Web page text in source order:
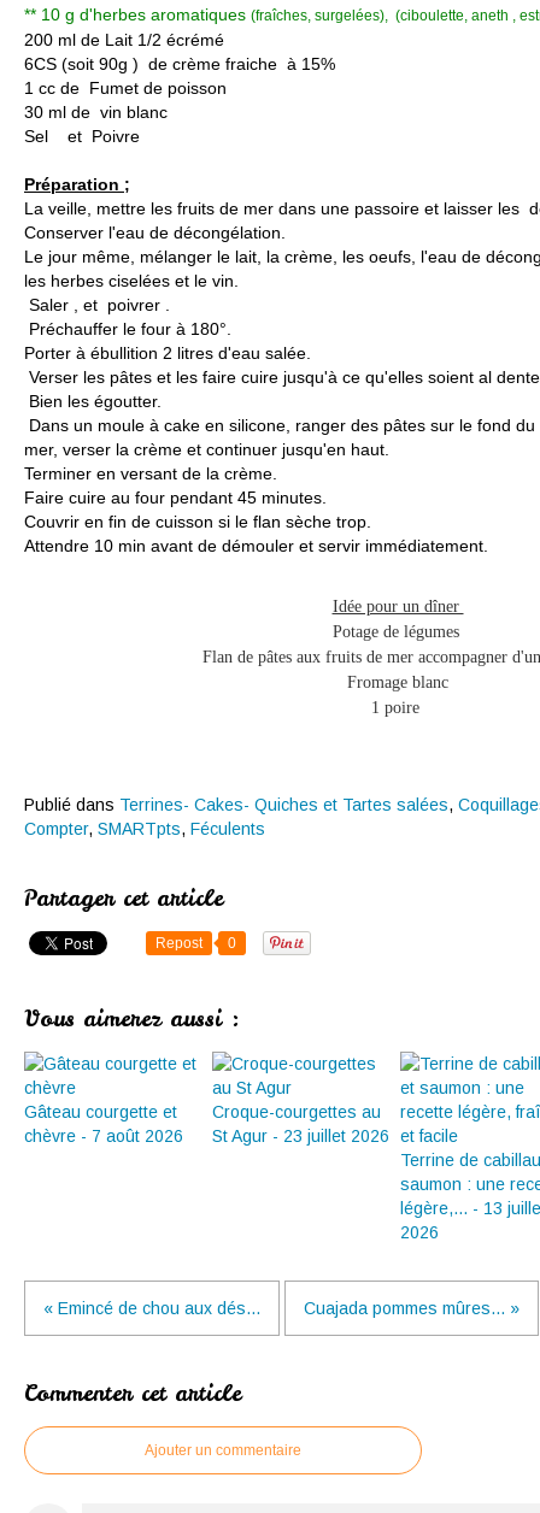
** 10 g d'herbes aromatiques (fraîches, surgelées), (ciboulette, aneth ,
200 ml de Lait 1/2 écrémé
6CS (soit 90g ) de crème fraiche à 15%
1 cc de Fumet de poisson
30 ml de vin blanc
Sel et Poivre
Préparation ;
La veille, mettre les fruits de mer dans une passoire et laisser les
Conserver l'eau de décongélation.
Le jour même, mélanger le lait, la crème, les oeufs, l'eau de
les herbes ciselées et le vin.
Saler , et poivrer .
Préchauffer le four à 180°.
Porter à ébullition 2 litres d'eau salée.
Verser les pâtes et les faire cuire jusqu'à ce qu'elles soient al
Bien les égoutter.
Dans un moule à cake en silicone, ranger des pâtes sur le fond
mer, verser la crème et continuer jusqu'en haut.
Terminer en versant de la crème.
Faire cuire au four pendant 45 minutes.
Couvrir en fin de cuisson si le flan sèche trop.
Attendre 10 min avant de démouler et servir immédiatement.
Idée pour un dîner
Potage de légumes
Flan de pâtes aux fruits de mer accompagner
Fromage blanc
1 poire
Publié dans Terrines- Cakes- Quiches et Tartes salées,
Compter, SMARTpts, Féculents
Partager cet article
Repost 0
Vous aimerez aussi :
Gâteau courgette et
chèvre - 7 août 2026
Croque-courgettes au
St Agur - 23 juillet 2026
Terrine de
saumon : une
légère,... - 13
2026
« Emincé de chou aux dés... Cuajada pommes mûres... »
Commenter cet article
Ajouter un commentaire